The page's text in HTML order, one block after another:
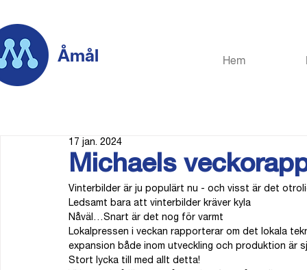
Åmål Hem
Michaels
17 jan. 2024
Vinterbilder är ju populärt nu - och visst är det
Ledsamt bara att vinterbilder kräver kyla
Nåväl…Snart är det nog för varmt
Lokalpressen i veckan rapporterar om det lokala
expansion både inom utveckling och produktion är
Stort lycka till med allt detta!